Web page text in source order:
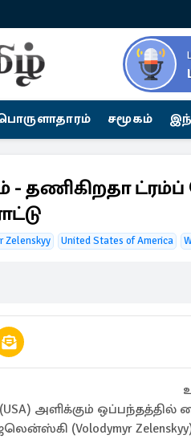
சமூகம்
- தணிகிறதா
Zelenskyy United States of America
(USA) அளிக்கும்
(Volodymyr